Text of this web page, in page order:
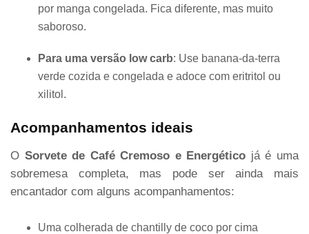
por manga congelada. Fica diferente, mas muito
saboroso.
Para uma versão low carb: Use banana-da-terra
verde cozida e congelada e adoce com eritritol ou
xilitol.
Acompanhamentos ideais
O Sorvete de Café Cremoso e Energético já é uma
sobremesa completa, mas pode ser ainda mais
encantador com alguns acompanhamentos:
Uma colherada de chantilly de coco por cima